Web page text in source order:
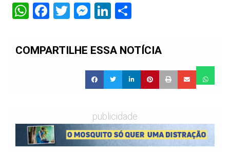
WhatsApp
Facebook
Twitter
Messenger
LinkedIn
COMPARTILHE ESSA NOTÍCIA
publicidade